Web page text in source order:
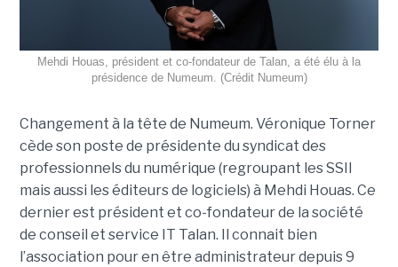
Mehdi Houas, président et co-fondateur de Talan, a été élu à la
présidence de Numeum. (Crédit Numeum)
Changement à la tête de Numeum. Véronique Torner
cède son poste de présidente du syndicat des
professionnels du numérique (regroupant les SSII
mais aussi les éditeurs de logiciels) à Mehdi Houas. Ce
dernier est président et co-fondateur de la société
de conseil et service IT Talan. Il connait bien
l’association pour en être administrateur depuis 9